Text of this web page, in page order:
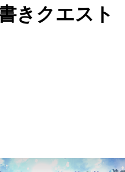
きクエスト